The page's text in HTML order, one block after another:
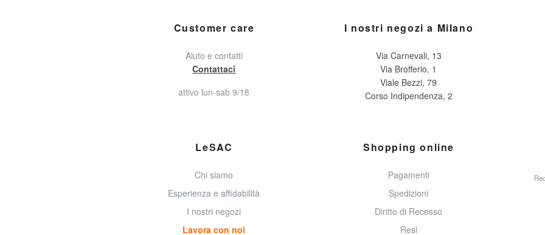
Customer care
Aiuto e contatti
Contattaci
attivo lun-sab 9/18
I nostri negozi a Milano
Via Carnevali, 13
Via Brofferio, 1
Viale Bezzi, 79
Corso Indipendenza, 2
LeSAC
Chi siamo
Esperienza e affidabilità
I nostri negozi
Lavora con noi
Shopping online
Pagamenti
Spedizioni
Diritto di Recesso
Resi